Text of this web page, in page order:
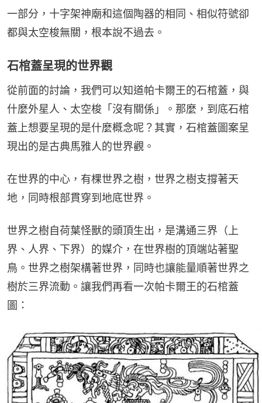
一部分，十字架神廟和這個陶器的相同、相似符號卻
都與太空梭無關，根本說不過去。
石棺蓋呈現的世界觀
從前面的討論，我們可以知道帕卡爾王的石棺蓋，與
什麼外星人、太空梭「沒有關係」。那麼，到底石棺
蓋上想要呈現的是什麼概念呢？其實，石棺蓋圖案呈
現出的是古典馬雅人的世界觀。
在世界的中心，有棵世界之樹，世界之樹支撐著天
地，同時根部貫穿到地底世界。
世界之樹自荷葉怪獸的頭頂生出，是溝通三界（上
界、人界、下界）的媒介，在世界樹的頂端站著聖
鳥。世界之樹架構著世界，同時也讓能量順著世界之
樹於三界流動。讓我們再看一次帕卡爾王的石棺蓋
圖：